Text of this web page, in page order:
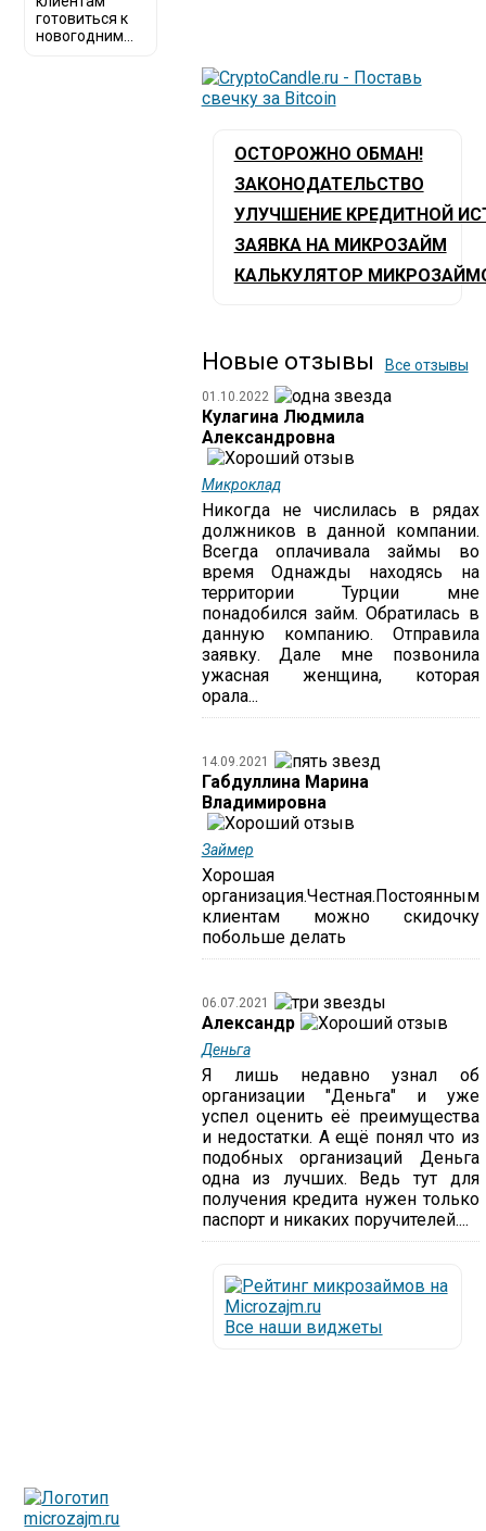
готовиться к
новогодним...
ОСТОРОЖНО ОБМАН!
ЗАКОНОДАТЕЛЬСТВО
УЛУЧШЕНИЕ КРЕДИТНОЙ
ЗАЯВКА НА МИКРОЗАЙМ
КАЛЬКУЛЯТОР
Новые отзывы Все отзывы
01.10.2022
Кулагина Людмила
Александровна
Микроклад
Никогда не числилась в рядах
должников в данной компании.
Всегда оплачивала займы во
время Однажды находясь на
территории Турции мне
понадобился займ. Обратилась в
данную компанию. Отправила
заявку. Дале мне позвонила
ужасная женщина, которая
орала...
14.09.2021
Габдуллина Марина
Владимировна
Займер
Хорошая
организация.Честная.Постоянным
клиентам можно скидочку
побольше делать
06.07.2021
Александр
Деньга
Я лишь недавно узнал об
организации "Деньга" и уже
успел оценить её преимущества
и недостатки. А ещё понял что из
подобных организаций Деньга
одна из лучших. Ведь тут для
получения кредита нужен только
паспорт и никаких поручителей....
Все наши виджеты